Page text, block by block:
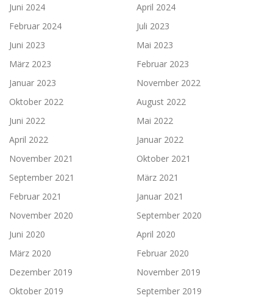
Juni 2024
April 2024
Februar 2024
Juli 2023
Juni 2023
Mai 2023
März 2023
Februar 2023
Januar 2023
November 2022
Oktober 2022
August 2022
Juni 2022
Mai 2022
April 2022
Januar 2022
November 2021
Oktober 2021
September 2021
März 2021
Februar 2021
Januar 2021
November 2020
September 2020
Juni 2020
April 2020
März 2020
Februar 2020
Dezember 2019
November 2019
Oktober 2019
September 2019